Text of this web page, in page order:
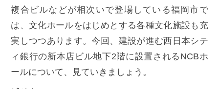
複合ビルなどが相次いで登場している福岡市で
は、文化ホールをはじめとする各種文化施設も充
実しつつあります。今回、建設が進む西日本シテ
ィ銀行の新本店ビル地下2階に設置されるNCBホ
ールについて、見ていきましょう。